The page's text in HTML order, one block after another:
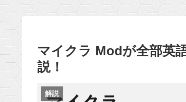
マイクラ Modが全部
説！
解説